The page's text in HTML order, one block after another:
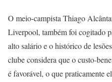
O meio-campista Thiago
Liverpool, também foi cogitado
alto salário e o histórico de
clube considera que o custo-
é favorável, o que praticamente